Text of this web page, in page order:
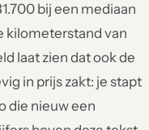
bij een mediaan
kilometerstand van
laat zien dat ook de
in prijs zakt: je stapt
die nieuw een